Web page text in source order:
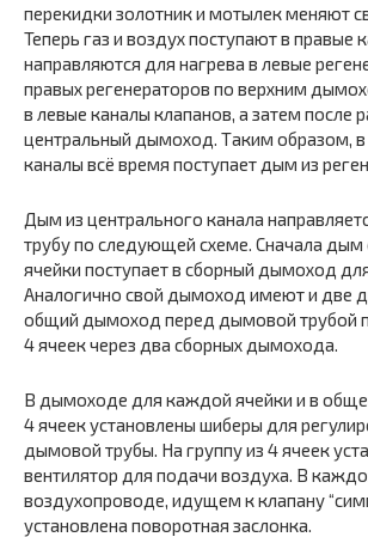
перекидки золотник и мотылек меняют
Теперь газ и воздух поступают в правые
направляются для нагрева в левые
правых регенераторов по верхним
в левые каналы клапанов, а затем после
центральный дымоход. Таким образом, в
каналы всё время поступает дым из
Дым из центрального канала
трубу по следующей схеме. Сначала
ячейки поступает в сборный дымоход
Аналогично свой дымоход имеют и две
общий дымоход перед дымовой трубой
4 ячеек через два сборных дымохода.
В дымоходе для каждой ячейки и в
4 ячеек установлены шиберы для
дымовой трубы. На группу из 4 ячеек
вентилятор для подачи воздуха. В
воздухопроводе, идущем к клапану
установлена поворотная заслонка.